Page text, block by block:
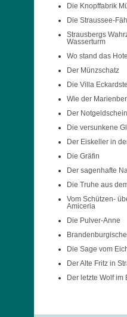
Die Knopffabrik
Die Straussee-
Strausbergs
Wasserturm
Wo stand das
Der Münzschatz
Die Villa
Wie der
Der Notgeldschein
Die versunkene
Der Eiskeller in
Die Gräfin
Der sagenhafte
Die Truhe aus
Vom Schützen-
Amiceria
Die Pulver-Anne
Die Sage vom
Der Alte Fritz in
Der letzte Wolf im